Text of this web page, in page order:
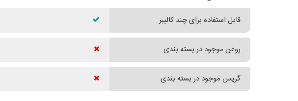
قابل استفاده برای چند کالیبر
روغن موجود در بسته بندی
گریس موجود در بسته بندی